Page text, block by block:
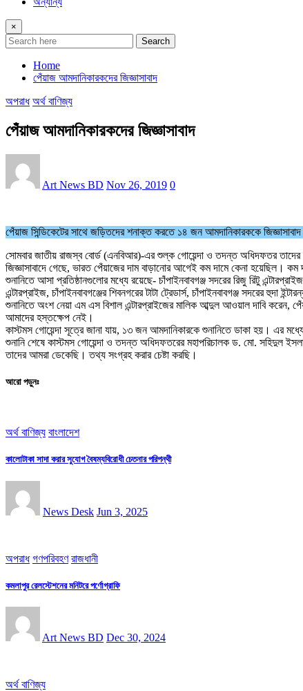
×
Search
Home
পেঁয়াজ আমদানিকারকদের জিজ্ঞাসাবাদ
অপরাধ অর্থ বাণিজ্য
পেঁয়াজ আমদানিকারকদের জিজ্ঞাসাবাদ
Art News BD Nov 26, 2019 0
পেঁয়াজ সিন্ডিকেটের সাথে জড়িতদের শনাক্ত করতে ১৪ জন আমদানিকারককে
সোমবার জাতীয় রাজস্ব বোর্ড (এনবিআর)-এর শুল্ক গোয়েন্দা ও তদন্ত অধিদফতর তাদের
জিজ্ঞাসাবাদে গেছে, ভারত পেঁয়াজের দাম বাড়ানোর আগেই কম দামে কেনা হয়েছিল।
শুনানিতে আসা প্রতিষ্ঠানগুলোর মধ্যে রয়েছে- চাঁপাইনবাবগঞ্জ সদরের রিজু রিটু
এন্টারপ্রাইজ, চাঁপাইনবাবগঞ্জের শিবনগরের টাটা ট্রেডার্স, চাঁপাইনবাবগঞ্জ সদরের হুদা
শুনানিতে অংশ নেয়া এম এস বিশাল এন্টারপ্রাইজের মালিক আব্দুল আওয়াল দাবি করেন,
আমাদের হস্তক্ষেপ নেই।
কাস্টমস গোয়েন্দা সূত্রে জানা যায়, ১৩ জন আমদানিকারকে শুনানিতে ডাকা হয়। এর
শুনানি শেষে কাস্টমস গোয়েন্দা ও তদন্ত অধিদফতরের মহাপরিচালক ড. মো. সহিদুল
তাদের আমরা ডেকেছি। তথ্য সংগ্রহ করার চেষ্টা করছি।
আরো পড়ুনঃ
অর্থ বাণিজ্য বাংলাদেশ
কালোটাকা সাদা করার সুযোগ বৈষম্যবিরোধী চেতনার পরিপন্থী
News Desk Jun 3, 2025
অপরাধ গণপরিবহণ রাজধানী
কমলাপুর রেলস্টেশনের মনিটরে পর্ণোগ্রাফি
Art News BD Dec 30, 2024
অর্থ বাণিজ্য